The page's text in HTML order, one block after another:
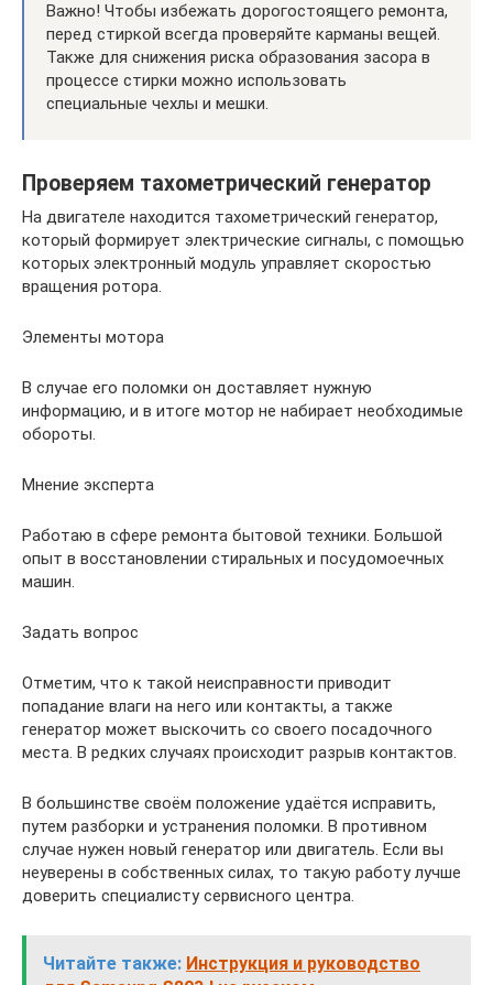
Важно! Чтобы избежать дорогостоящего ремонта,
перед стиркой всегда проверяйте карманы вещей.
Также для снижения риска образования засора в
процессе стирки можно использовать
специальные чехлы и мешки.
Проверяем тахометрический генератор
На двигателе находится тахометрический генератор,
который формирует электрические сигналы, с помощью
которых электронный модуль управляет скоростью
вращения ротора.
Элементы мотора
В случае его поломки он доставляет нужную
информацию, и в итоге мотор не набирает необходимые
обороты.
Мнение эксперта
Работаю в сфере ремонта бытовой техники. Большой
опыт в восстановлении стиральных и посудомоечных
машин.
Задать вопрос
Отметим, что к такой неисправности приводит
попадание влаги на него или контакты, а также
генератор может выскочить со своего посадочного
места. В редких случаях происходит разрыв контактов.
В большинстве своём положение удаётся исправить,
путем разборки и устранения поломки. В противном
случае нужен новый генератор или двигатель. Если вы
неуверены в собственных силах, то такую работу лучше
доверить специалисту сервисного центра.
Читайте также: Инструкция и руководство